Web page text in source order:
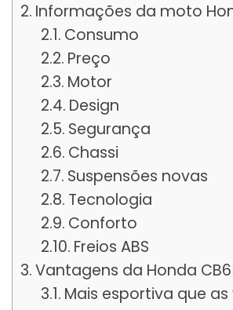
Informações da moto
Consumo
Preço
Motor
Design
Segurança
Chassi
Suspensões novas
Tecnologia
Conforto
Freios ABS
Vantagens da Honda
Mais esportiva que as